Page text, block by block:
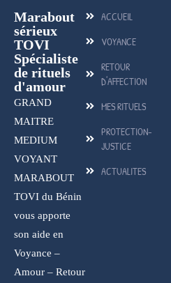
Marabout
sérieux
TOVI
Spécialiste
de rituels
d'amour
GRAND
MAITRE
MEDIUM
VOYANT
MARABOUT
TOVI du Bénin
vous apporte
son aide en
Voyance –
Amour – Retour
ACCUEIL
VOYANCE
RETOUR
D'AFFECTION
MES RITUELS
PROTECTION-
JUSTICE
ACTUALITES